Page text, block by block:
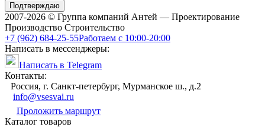
Подтверждаю
2007-2026 © Группа компаний Антей — Проектирование
Производство Строительство
+7 (962) 684-25-55Работаем с 10:00-20:00
Написать в мессенджеры:
Написать в Telegram
Контакты:
Россия, г. Санкт-петербург, Мурманское ш., д.2
info@vsesvai.ru
Проложить маршрут
Каталог товаров